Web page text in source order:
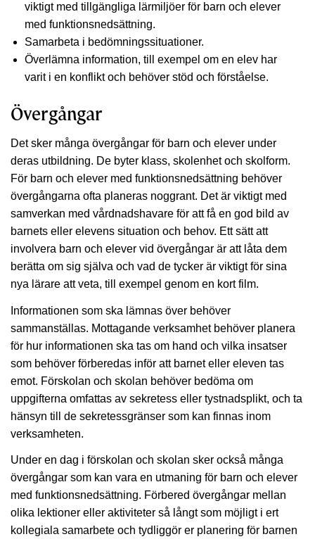
viktigt med tillgängliga lärmiljöer för barn och elever
med funktionsnedsättning.
Samarbeta i bedömningssituationer.
Överlämna information, till exempel om en elev har
varit i en konflikt och behöver stöd och förståelse.
Övergångar
Det sker många övergångar för barn och elever under
deras utbildning. De byter klass, skolenhet och skolform.
För barn och elever med funktionsnedsättning behöver
övergångarna ofta planeras noggrant. Det är viktigt med
samverkan med vårdnadshavare för att få en god bild av
barnets eller elevens situation och behov. Ett sätt att
involvera barn och elever vid övergångar är att låta dem
berätta om sig själva och vad de tycker är viktigt för sina
nya lärare att veta, till exempel genom en kort film.
Informationen som ska lämnas över behöver
sammanställas. Mottagande verksamhet behöver planera
för hur informationen ska tas om hand och vilka insatser
som behöver förberedas inför att barnet eller eleven tas
emot. Förskolan och skolan behöver bedöma om
uppgifterna omfattas av sekretess eller tystnadsplikt, och ta
hänsyn till de sekretessgränser som kan finnas inom
verksamheten.
Under en dag i förskolan och skolan sker också många
övergångar som kan vara en utmaning för barn och elever
med funktionsnedsättning. Förbered övergångar mellan
olika lektioner eller aktiviteter så långt som möjligt i ert
kollegiala samarbete och tydliggör er planering för barnen